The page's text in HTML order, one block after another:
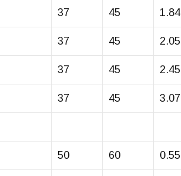
37 45 1.84
37 45 2.05
37 45 2.45
37 45 3.07
50 60 0.55